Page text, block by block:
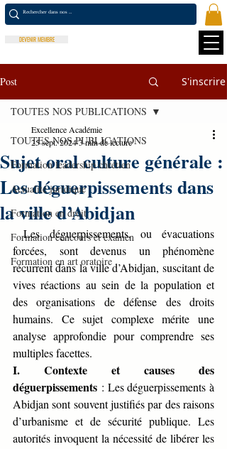
DEVENIR MEMBRE
Post S'inscrire
TOUTES NOS PUBLICATIONS
Formation leadership chrétien
Actualité juridique
Formation en droit
Formation concours et examen
Formation en art oratoire
TOUTES NOS PUBLICATIONS
Sujet oral culture générale :
Les déguerpissements dans
la ville d’Abidjan
Excellence Académie
25 sept. 20243 min de lecture
Les déguerpissements, ou évacuations
forcées, sont devenus un phénomène
récurrent dans la ville d’Abidjan, suscitant de
vives réactions au sein de la population et
des organisations de défense des droits
humains. Ce sujet complexe mérite une
analyse approfondie pour comprendre ses
multiples facettes.
I. Contexte et causes des
déguerpissements : Les déguerpissements à
Abidjan sont souvent justifiés par des raisons
d’urbanisme et de sécurité publique. Les
autorités invoquent la nécessité de libérer les